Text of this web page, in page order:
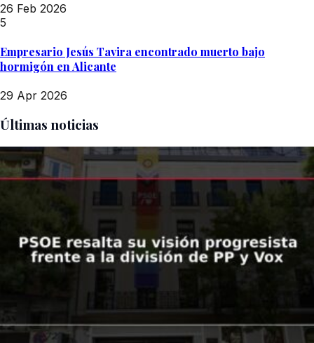
26 Feb 2026
5
Empresario Jesús Tavira encontrado muerto bajo
hormigón en Alicante
29 Apr 2026
Últimas noticias